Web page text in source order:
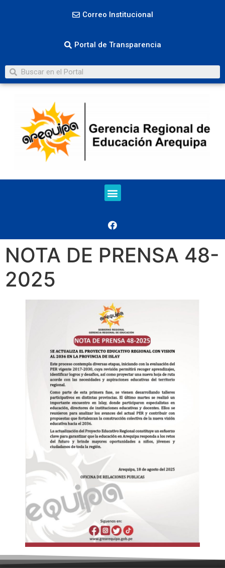
Correo Institucional
Portal de Transparencia
NOTA DE PRENSA 48-
2025